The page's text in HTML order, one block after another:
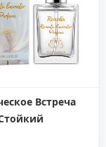
Встреча